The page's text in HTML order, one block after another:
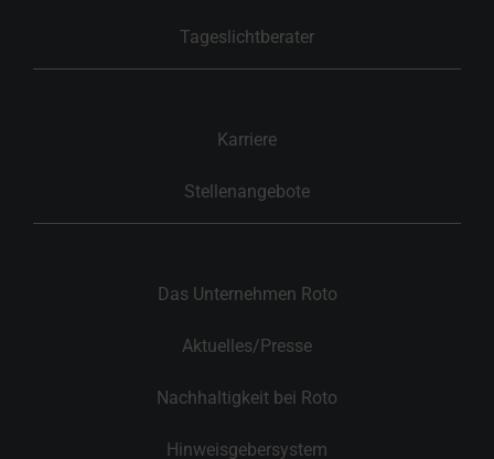
Tageslichtberater
Karriere
Stellenangebote
Das Unternehmen Roto
Aktuelles/Presse
Nachhaltigkeit bei Roto
Hinweisgebersystem